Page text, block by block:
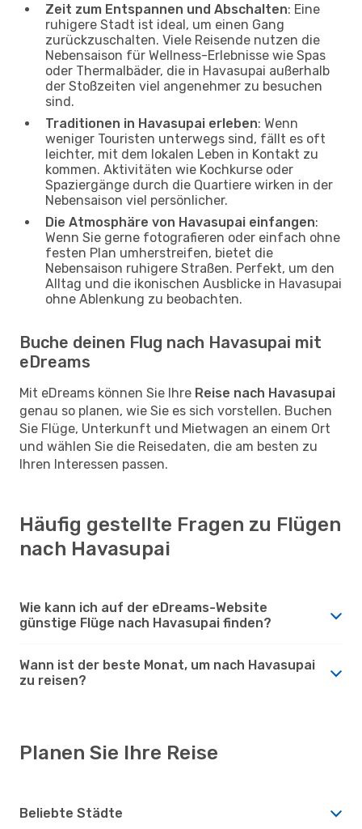
Zeit zum Entspannen und Abschalten: Eine
ruhigere Stadt ist ideal, um einen Gang
zurückzuschalten. Viele Reisende nutzen die
Nebensaison für Wellness-Erlebnisse wie Spas
oder Thermalbäder, die in Havasupai außerhalb
der Stoßzeiten viel angenehmer zu besuchen
sind.
Traditionen in Havasupai erleben: Wenn
weniger Touristen unterwegs sind, fällt es oft
leichter, mit dem lokalen Leben in Kontakt zu
kommen. Aktivitäten wie Kochkurse oder
Spaziergänge durch die Quartiere wirken in der
Nebensaison viel persönlicher.
Die Atmosphäre von Havasupai einfangen:
Wenn Sie gerne fotografieren oder einfach ohne
festen Plan umherstreifen, bietet die
Nebensaison ruhigere Straßen. Perfekt, um den
Alltag und die ikonischen Ausblicke in Havasupai
ohne Ablenkung zu beobachten.
Buche deinen Flug nach Havasupai mit
eDreams
Mit eDreams können Sie Ihre Reise nach Havasupai
genau so planen, wie Sie es sich vorstellen. Buchen
Sie Flüge, Unterkunft und Mietwagen an einem Ort
und wählen Sie die Reisedaten, die am besten zu
Ihren Interessen passen.
Häufig gestellte Fragen zu Flügen
nach Havasupai
Wie kann ich auf der eDreams-Website
günstige Flüge nach Havasupai finden?
Wann ist der beste Monat, um nach Havasupai
zu reisen?
Planen Sie Ihre Reise
Beliebte Städte